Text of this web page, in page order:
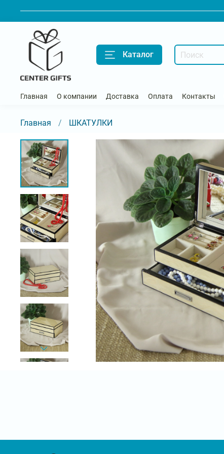
Каталог
Главная О компании Доставка Оплата Контакты
Главная ШКАТУЛКИ